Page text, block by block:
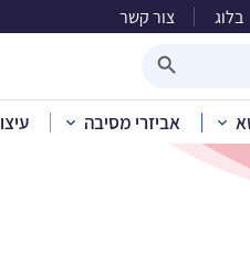
בלוג צור קשר
אביזרי מסיבה
בית»קטלוג מוצרים»